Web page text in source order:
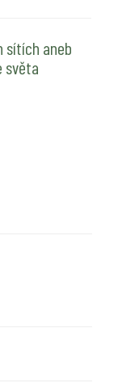
sítích aneb
světa